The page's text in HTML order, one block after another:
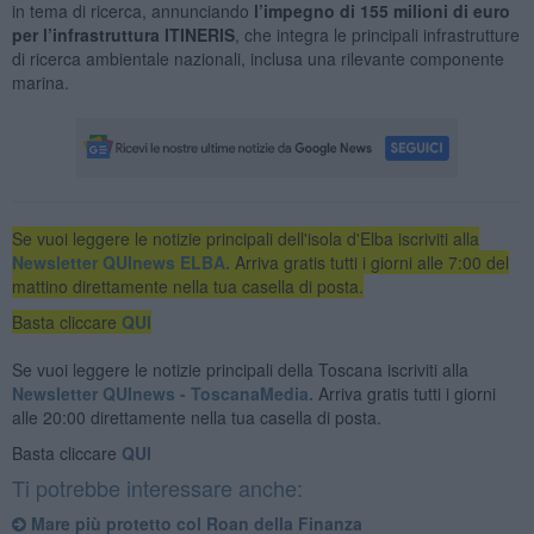
in tema di ricerca, annunciando l’impegno di 155 milioni di euro
per l’infrastruttura ITINERIS, che integra le principali infrastrutture
di ricerca ambientale nazionali, inclusa una rilevante componente
marina.
Se vuoi leggere le notizie principali dell'isola d'Elba iscriviti alla
Newsletter QUInews ELBA. Arriva gratis tutti i giorni alle 7:00 del
mattino direttamente nella tua casella di posta.
Basta cliccare QUI
Se vuoi leggere le notizie principali della Toscana iscriviti alla
Newsletter QUInews - ToscanaMedia. Arriva gratis tutti i giorni
alle 20:00 direttamente nella tua casella di posta.
Basta cliccare QUI
Ti potrebbe interessare anche:
Mare più protetto col Roan della Finanza